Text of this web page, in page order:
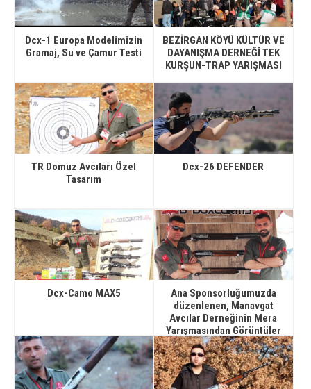
Dcx-1 Europa Modelimizin
Gramaj, Su ve Çamur Testi
BEZİRGAN KÖYÜ KÜLTÜR VE
DAYANIŞMA DERNEĞİ TEK
KURŞUN-TRAP YARIŞMASI
TR Domuz Avcıları Özel
Tasarım
Dcx-26 DEFENDER
Dcx-Camo MAX5
Ana Sponsorluğumuzda
düzenlenen, Manavgat
Avcılar Derneğinin Mera
Yarışmasından Görüntüler